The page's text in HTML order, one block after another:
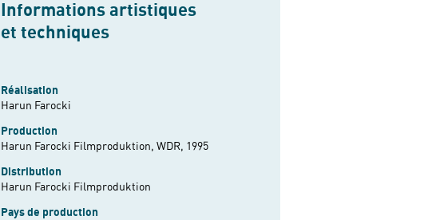
Informations artistiques
et techniques
Réalisation
Harun Farocki
Production
Harun Farocki Filmproduktion, WDR, 1995
Distribution
Harun Farocki Filmproduktion
Pays de production